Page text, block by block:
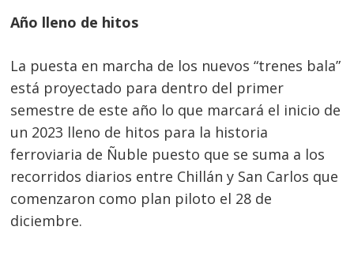
Año lleno de hitos
La puesta en marcha de los nuevos “trenes bala”
está proyectado para dentro del primer
semestre de este año lo que marcará el inicio de
un 2023 lleno de hitos para la historia
ferroviaria de Ñuble puesto que se suma a los
recorridos diarios entre Chillán y San Carlos que
comenzaron como plan piloto el 28 de
diciembre.